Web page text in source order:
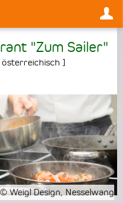
"Zum Sailer"
]
Weigl Design, Nesselwang
Weigl Design, Nesselwang
•